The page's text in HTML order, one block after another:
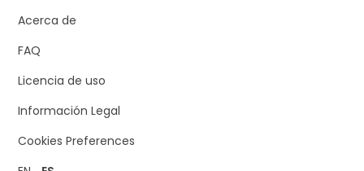
Acerca de
FAQ
Licencia de uso
Información Legal
Cookies Preferences